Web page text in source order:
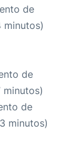
de
minutos)
de
de
minutos)